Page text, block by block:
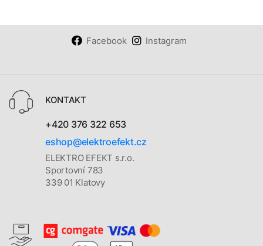
Facebook Instagram
KONTAKT
+420 376 322 653
eshop@elektroefekt.cz
ELEKTRO EFEKT s.r.o.
Sportovní 783
339 01 Klatovy